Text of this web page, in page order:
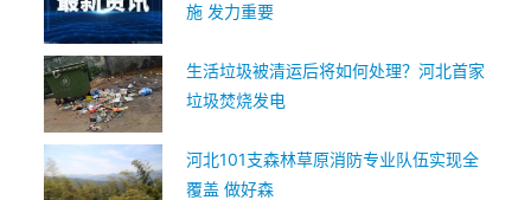
施 发力重要
生活垃圾被清运后将如何处理？河北首家
垃圾焚烧发电
河北101支森林草原消防专业队伍实现全
覆盖 做好森